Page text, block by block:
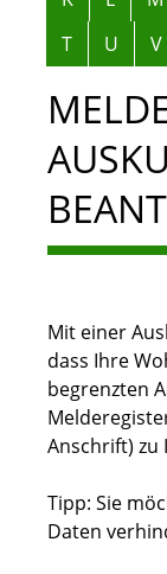
T
U V
Mit einer
dass Ihre
begrenzten
Anschrift) zu
Tipp: Sie
Daten